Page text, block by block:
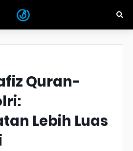
Quran-
Lebih Luas